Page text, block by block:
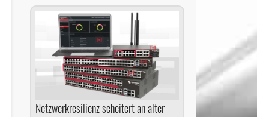
Netzwerkresilienz scheitert an alter